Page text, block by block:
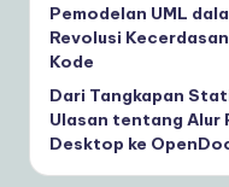
Pemodelan UML
Revolusi
Kode
Dari Tangkapan
Ulasan tentang Alur
Desktop ke